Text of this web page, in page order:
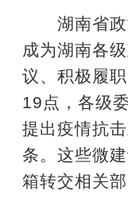
湖南省政
成为湖南各
议、积极履
19点，各级
提出疫情抗
条。这些微
箱转交相关